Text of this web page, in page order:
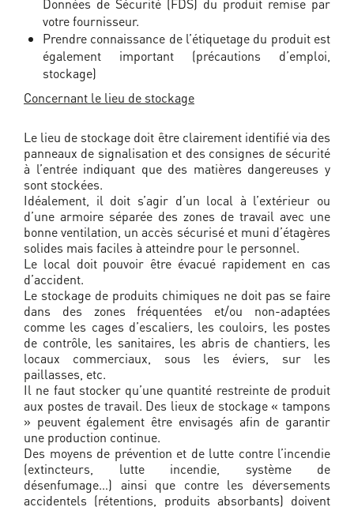
Données de Sécurité (FDS) du produit remise par
votre fournisseur.
Prendre connaissance de l’étiquetage du produit est
également important (précautions d’emploi,
stockage)
Concernant le lieu de stockage
Le lieu de stockage doit être clairement identifié via des
panneaux de signalisation et des consignes de sécurité
à l’entrée indiquant que des matières dangereuses y
sont stockées.
Idéalement, il doit s’agir d’un local à l’extérieur ou
d’une armoire séparée des zones de travail avec une
bonne ventilation, un accès sécurisé et muni d’étagères
solides mais faciles à atteindre pour le personnel.
Le local doit pouvoir être évacué rapidement en cas
d’accident.
Le stockage de produits chimiques ne doit pas se faire
dans des zones fréquentées et/ou non-adaptées
comme les cages d’escaliers, les couloirs, les postes
de contrôle, les sanitaires, les abris de chantiers, les
locaux commerciaux, sous les éviers, sur les
paillasses, etc.
Il ne faut stocker qu’une quantité restreinte de produit
aux postes de travail. Des lieux de stockage « tampons
» peuvent également être envisagés afin de garantir
une production continue.
Des moyens de prévention et de lutte contre l’incendie
(extincteurs, lutte incendie, système de
désenfumage…) ainsi que contre les déversements
accidentels (rétentions, produits absorbants) doivent